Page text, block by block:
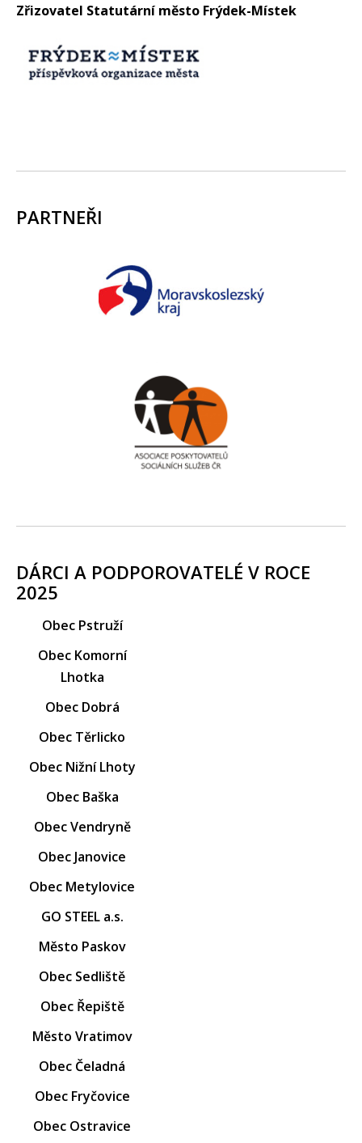
Zřizovatel Statutární město Frýdek-Místek
PARTNEŘI
DÁRCI A PODPOROVATELÉ V ROCE
2025
Obec Pstruží
Obec Komorní
Lhotka
Obec Dobrá
Obec Těrlicko
Obec Nižní Lhoty
Obec Baška
Obec Vendryně
Obec Janovice
Obec Metylovice
GO STEEL a.s.
Město Paskov
Obec Sedliště
Obec Řepiště
Město Vratimov
Obec Čeladná
Obec Fryčovice
Obec Ostravice